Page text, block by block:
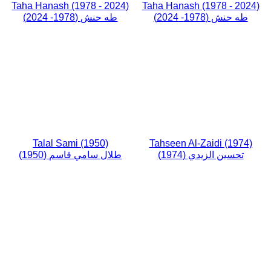
Taha Hanash (1978 - 2024)
طه حنش (1978- 2024)
Taha Hanash (1978 - 2024)
طه حنش (1978- 2024)
Tahseen Al-Zaidi (1974)
تحسين الزيدي (1974)
Talal Sami (1950)
طلال سامي قاسم (1950)